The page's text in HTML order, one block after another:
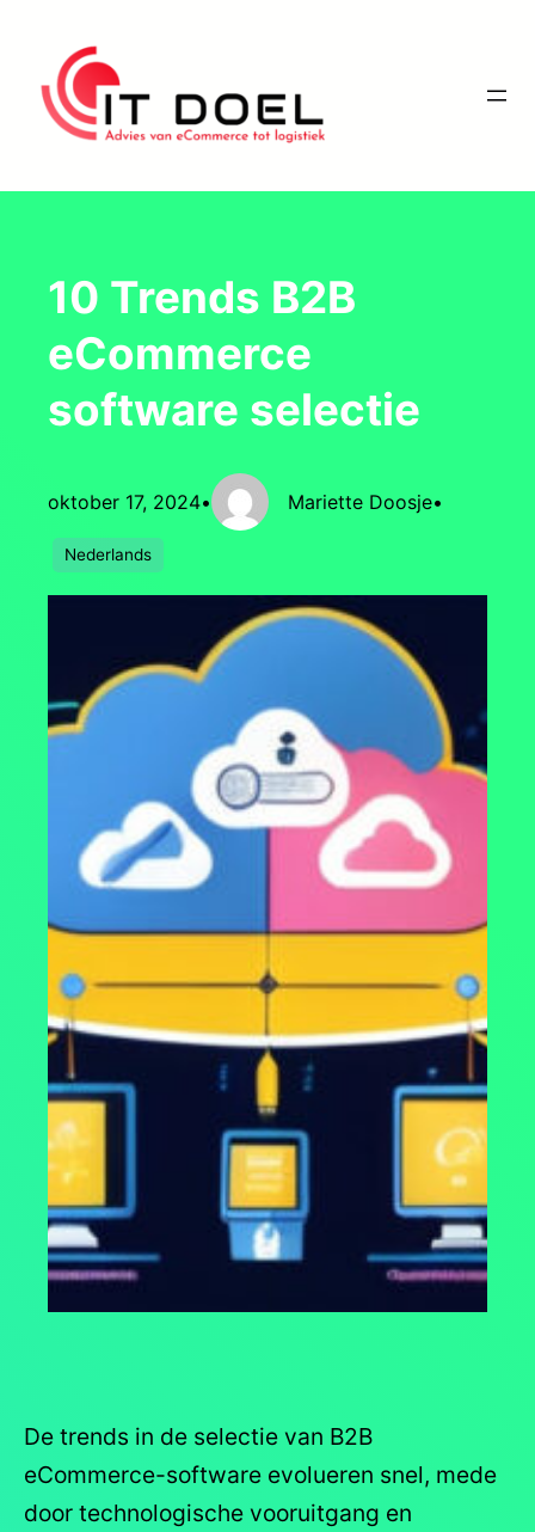
inhoud
10 Trends B2B
eCommerce
software selectie
oktober 17, 2024• Mariette Doosje•
Nederlands
De trends in de selectie van B2B
eCommerce-software evolueren snel, mede
door technologische vooruitgang en